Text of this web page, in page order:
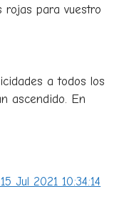
rojas para vuestro
a todos los
ascendido. En
Jul 2021 10:34:14